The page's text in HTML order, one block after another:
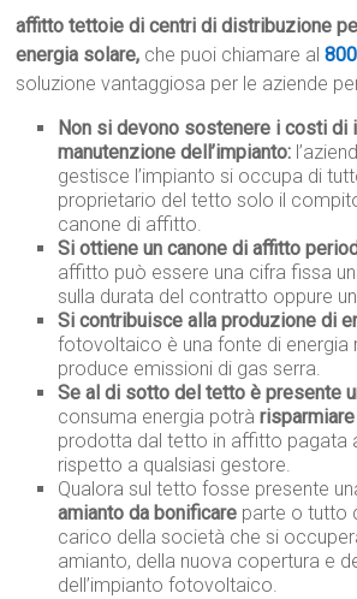
affitto tettoie di centri di distribuzione
energia solare, che puoi chiamare al
soluzione vantaggiosa per le aziende
Non si devono sostenere i costi di
manutenzione dell’impianto:
gestisce l’impianto si occupa di
proprietario del tetto solo il
canone di affitto.
Si ottiene un canone di affitto
affitto può essere una cifra fissa
sulla durata del contratto oppure
Si contribuisce alla produzione di
fotovoltaico è una fonte di energia
produce emissioni di gas serra.
Se al di sotto del tetto è presente
consuma energia potràrisparmiare
prodotta dal tetto in affitto pagata
rispetto a qualsiasi gestore.
Qualora sul tetto fosse presente
amianto da bonificare parte o tutto
carico della società che si
amianto, della nuova copertura e
dell’impianto fotovoltaico.